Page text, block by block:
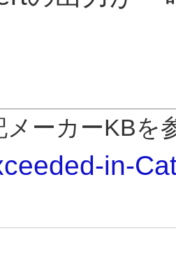
メーカーKBを
in-